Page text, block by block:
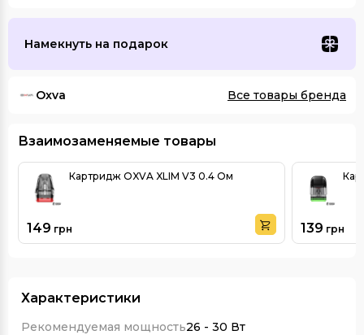
Намекнуть на подарок
Oxva Все товары бренда
Взаимозаменяемые товары
Картридж OXVA XLIM V3 0.4 Ом
149 грн 139 грн
Характеристики
Рекомендуемая мощность26 - 30 Вт